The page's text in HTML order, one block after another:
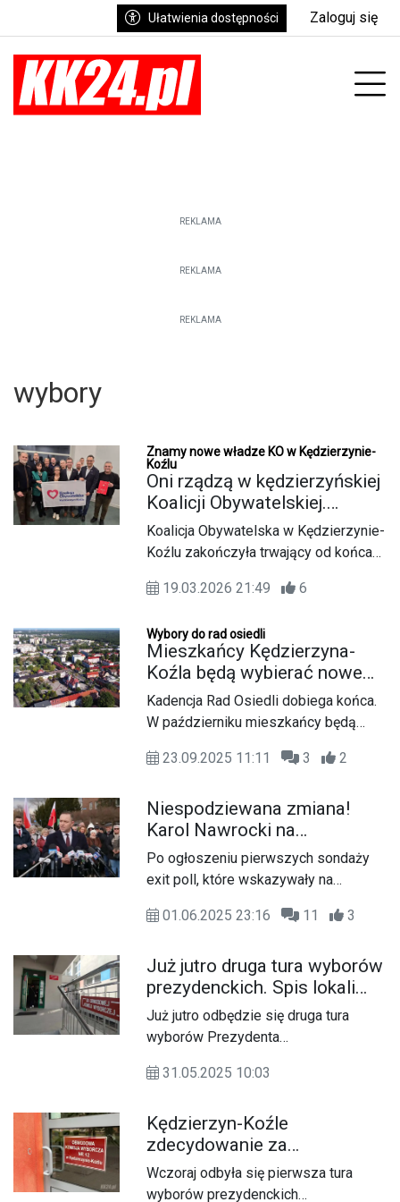
Ułatwienia dostępności Zaloguj się
REKLAMA
REKLAMA
REKLAMA
wybory
Znamy nowe władze KO w Kędzierzynie-
Koźlu
Oni rządzą w kędzierzyńskiej
Koalicji Obywatelskiej.
Partyjny maraton wyborczy
zakończony
Koalicja Obywatelska w Kędzierzynie-
Koźlu zakończyła trwający od końca
wyłaniając władze na wszystkich
powiatowe, aż po zarząd. Nowa
kadencja potrwa do 2030 roku.
19.03.2026 21:49 6
Wybory do rad osiedli
Mieszkańcy Kędzierzyna-
Koźla będą wybierać nowe
rady osiedlowe. Wcześniej
można zgłaszać kandydatów
Kadencja Rad Osiedli dobiega końca.
W październiku mieszkańcy będą
14 jednostek pomocniczych gminy,
odbędzie się w Rogach i w
Sławięcicach. Zanim jednak pójdziemy
do urn procedura przewiduje
możliwość zgłaszania kandydatów.
23.09.2025 11:11 3 2
Niespodziewana zmiana!
Karol Nawrocki na
prowadzeniu w sondażu late
poll
Po ogłoszeniu pierwszych sondaży
exit poll, które wskazywały na
pojawiły się zaktualizowane dane z
oparte na szerszym zakresie danych i
większej liczbie komisji wyborczych,
przynoszą znaczącą zmianę w
obrazie drugiej tury wyborów
01.06.2025 23:16 11 3
Już jutro druga tura wyborów
prezydenckich. Spis lokali
wyborczych dla
mieszkańców Kędzierzyna-
Koźla
Już jutro odbędzie się druga tura
wyborów Prezydenta
wyborcze będą otwarte w godzinach
będzie mógł oddać swój głos na
jednego z dwóch kandydatów
ubiegających się o najwyższy urząd w
państwie.
31.05.2025 10:03
Kędzierzyn-Koźle
zdecydowanie za
kandydatem Koalicji
Obywatelskiej. Poznaliśmy
Wczoraj odbyła się pierwsza tura
wyborów prezydenckich